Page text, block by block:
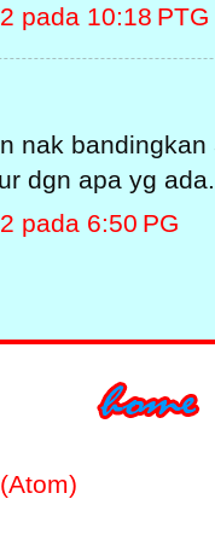
pada 10:18 PTG
nak
dgn apa yg ada.
pada 6:50 PG